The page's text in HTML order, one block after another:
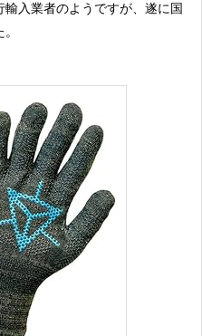
入業者のようですが、遂に国